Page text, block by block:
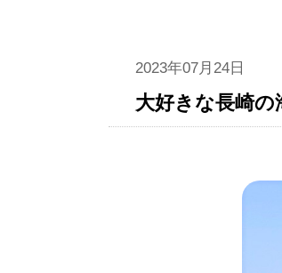
2023年07月24日
大好きな長崎